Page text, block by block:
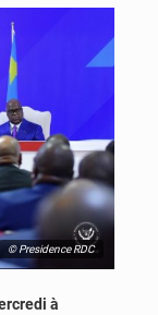
© Presidence RDC
à